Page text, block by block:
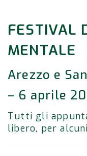
FESTIVAL
MENTALE
Arezzo e
– 6 aprile
Tutti gli
libero, per